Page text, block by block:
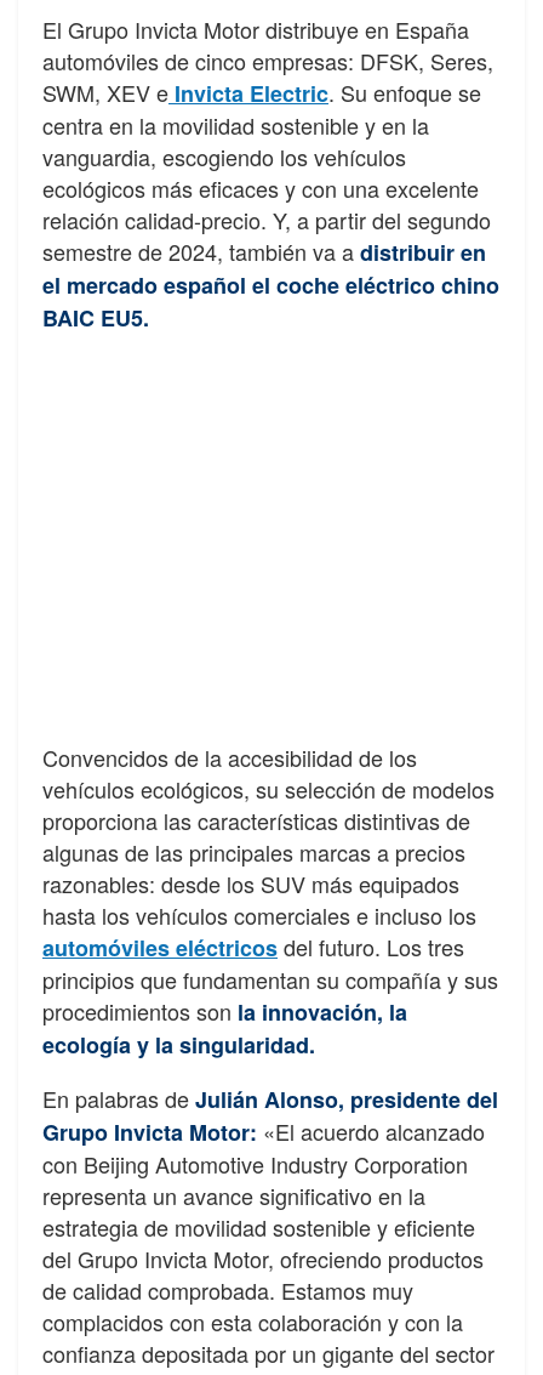
El Grupo Invicta Motor distribuye en España
automóviles de cinco empresas: DFSK, Seres,
SWM, XEV e Invicta Electric. Su enfoque se
centra en la movilidad sostenible y en la
vanguardia, escogiendo los vehículos
ecológicos más eficaces y con una excelente
relación calidad-precio. Y, a partir del segundo
semestre de 2024, también va adistribuir en
el mercado español el coche eléctrico chino
BAIC EU5.
Convencidos de la accesibilidad de los
vehículos ecológicos, su selección de modelos
proporciona las características distintivas de
algunas de las principales marcas a precios
razonables: desde los SUV más equipados
hasta los vehículos comerciales e incluso los
automóviles eléctricosdel futuro. Los tres
principios que fundamentan su compañía y sus
procedimientos son la innovación, la
ecología y la singularidad.
En palabras deJulián Alonso, presidente del
Grupo Invicta Motor: «El acuerdo alcanzado
con Beijing Automotive Industry Corporation
representa un avance significativo en la
estrategia de movilidad sostenible y eficiente
del Grupo Invicta Motor, ofreciendo productos
de calidad comprobada. Estamos muy
complacidos con esta colaboración y con la
confianza depositada por un gigante del sector